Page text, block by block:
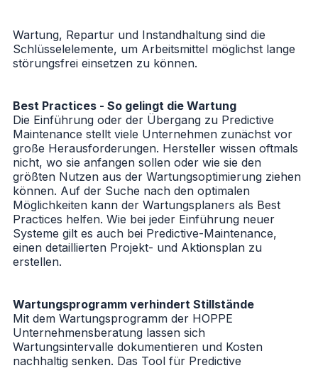
Wartung, Repartur und Instandhaltung sind die
Schlüsselelemente, um Arbeitsmittel möglichst lange
störungsfrei einsetzen zu können.
Best Practices - So gelingt die Wartung
Die Einführung oder der Übergang zu Predictive
Maintenance stellt viele Unternehmen zunächst vor
große Herausforderungen. Hersteller wissen oftmals
nicht, wo sie anfangen sollen oder wie sie den
größten Nutzen aus der Wartungsoptimierung ziehen
können. Auf der Suche nach den optimalen
Möglichkeiten kann der Wartungsplaners als Best
Practices helfen. Wie bei jeder Einführung neuer
Systeme gilt es auch bei Predictive-Maintenance,
einen detaillierten Projekt- und Aktionsplan zu
erstellen.
Wartungsprogramm verhindert Stillstände
Mit dem Wartungsprogramm der HOPPE
Unternehmensberatung lassen sich
Wartungsintervalle dokumentieren und Kosten
nachhaltig senken. Das Tool für Predictive